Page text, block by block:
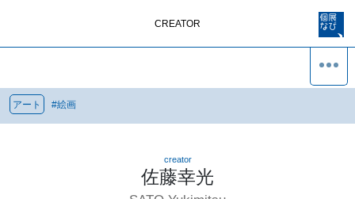
CREATOR
アート #絵画
creator
佐藤幸光